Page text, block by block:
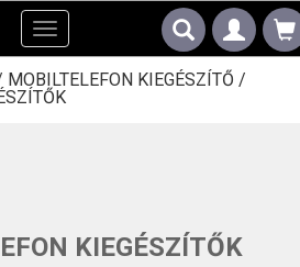
Toggle
navigation
MOBILTELEFON KIEGÉSZÍTŐ /
KIEGÉSZÍTŐK